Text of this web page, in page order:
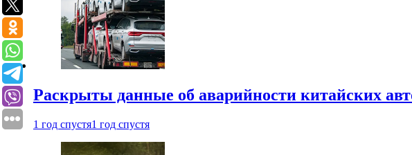
Раскрыты данные об аварийности китайских
1 год спустя1 год спустя